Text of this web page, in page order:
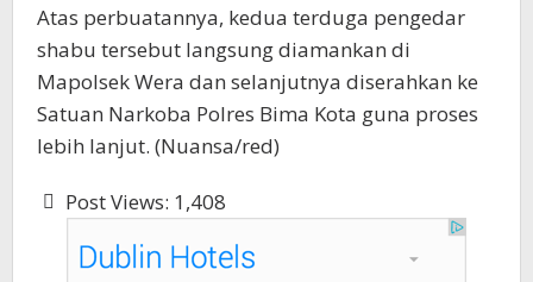
Atas perbuatannya, kedua terduga pengedar
shabu tersebut langsung diamankan di
Mapolsek Wera dan selanjutnya diserahkan ke
Satuan Narkoba Polres Bima Kota guna proses
lebih lanjut. (Nuansa/red)
Post Views: 1,408